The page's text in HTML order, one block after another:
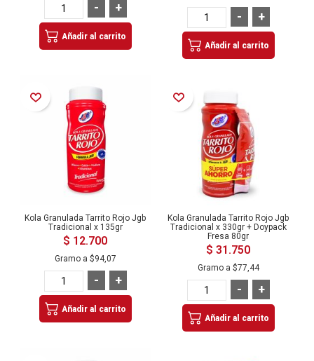
+
-
Añadir al carrito
+
-
Añadir al carrito
Añadir a la Lista de Deseos
Kola Granulada Tarrito Rojo Jgb
Tradicional x 135gr
$ 12.700
Gramo a $94,07
+
-
Añadir al carrito
Añadir a la Lista de Deseos
Kola Granulada Tarrito Rojo Jgb
Tradicional x 330gr + Doypack
Fresa 80gr
$ 31.750
Gramo a $77,44
+
-
Añadir al carrito